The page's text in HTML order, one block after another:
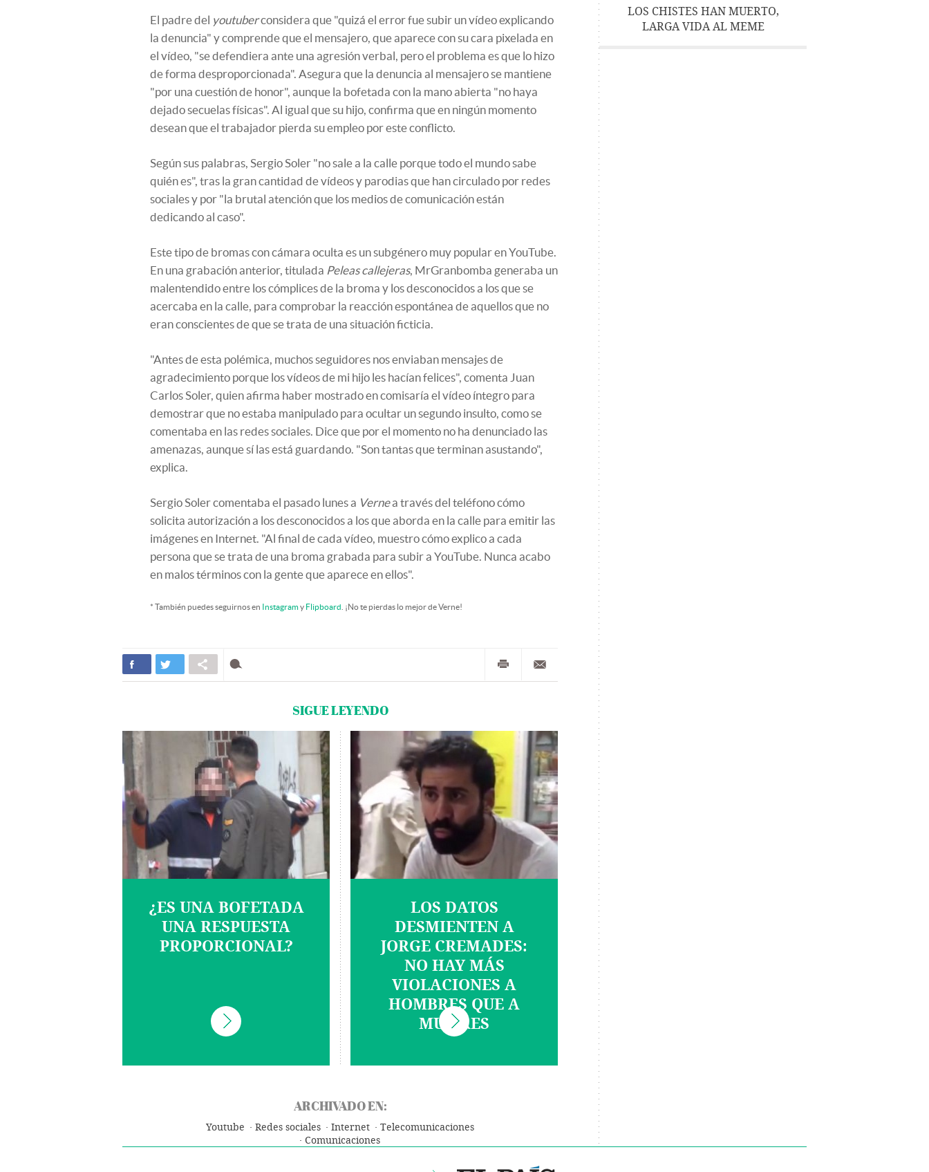
El padre del youtuberconsidera que "quizá el error fue subir un vídeo explicando
la denuncia" y comprende que el mensajero, que aparece con su cara pixelada en
el vídeo, "se defendiera ante una agresión verbal, pero el problema es que lo hizo
de forma desproporcionada". Asegura que la denuncia al mensajero se mantiene
"por una cuestión de honor", aunque la bofetada con la mano abierta "no haya
dejado secuelas físicas". Al igual que su hijo, confirma que en ningún momento
desean que el trabajador pierda su empleo por este conflicto.
Según sus palabras, Sergio Soler "no sale a la calle porque todo el mundo sabe
quién es", tras la gran cantidad de vídeos y parodias que han circulado por redes
sociales y por "la brutal atención que los medios de comunicación están
dedicando al caso".
Este tipo de bromas con cámara oculta es un subgénero muy popular en YouTube.
En una grabación anterior, titulada Peleas callejeras, MrGranbomba generaba un
malentendido entre los cómplices de la broma y los desconocidos a los que se
acercaba en la calle, para comprobar la reacción espontánea de aquellos que no
eran conscientes de que se trata de una situación ficticia.
"Antes de esta polémica, muchos seguidores nos enviaban mensajes de
agradecimiento porque los vídeos de mi hijo les hacían felices", comenta Juan
Carlos Soler, quien afirma haber mostrado en comisaría el vídeo íntegro para
demostrar que no estaba manipulado para ocultar un segundo insulto, como se
comentaba en las redes sociales. Dice que por el momento no ha denunciado las
amenazas, aunque sí las está guardando. "Son tantas que terminan asustando",
explica.
Sergio Soler comentaba el pasado lunes a Vernea través del teléfono cómo
solicita autorización a los desconocidos a los que aborda en la calle para emitir las
imágenes en Internet. "Al final de cada vídeo, muestro cómo explico a cada
persona que se trata de una broma grabada para subir a YouTube. Nunca acabo
en malos términos con la gente que aparece en ellos".
* También puedes seguirnos en Instagramy Flipboard . ¡No te pierdas lo mejor de Verne!
SIGUE LEYENDO
¿ES UNA BOFETADA
UNA RESPUESTA
PROPORCIONAL?
LOS DATOS
DESMIENTEN A
JORGE CREMADES:
NO HAY MÁS
VIOLACIONES A
HOMBRES QUE A
MUJERES
ARCHIVADO EN:
Youtube Redes sociales Internet
Telecomunicaciones
Comunicaciones
LOS CHISTES HAN MUERTO,
LARGA VIDA AL MEME